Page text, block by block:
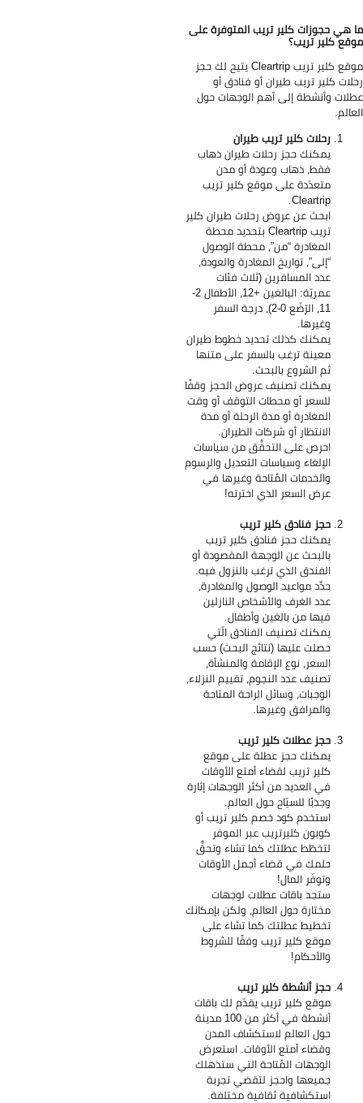
هي حجوزات كلير تريب المتوفرة على
كلير تريب؟
موقع كلير تريب Cleartrip يتيح لك حجز
كلير تريب طيران أو فنادق أو
وأنشطة إلى أهم الوجهات حول
رحلات كلير تريب طيران
يمكنك حجز رحلات طيران ذهاب
فقط، ذهاب وعودة أو مدن
متعدّدة على موقع كلير تريب
Cleartrip.
ابحث عن عروض رحلات طيران كلير
تريب Cleartrip بتحديد محطة
المغادرة “من”، محطة الوصول
“إلى”، تواريخ المغادرة والعودة،
عدد المسافرين (ثلاث فئات
عمريّة: البالغين +12، الأطفال 2-
11، الرّضّع 0-2)، درجة السفر
وغيرها.
يمكنك كذلك تحديد خطوط طيران
معينة ترغب بالسفر على متنها
ثم الشروع بالبحث.
يمكنك تصنيف عروض الحجز وقفًا
للسعر أو محطات التوقف أو وقت
المغادرة أو مدة الرحلة أو مدة
الانتظار أو شركات الطيران.
احرص على التحقُّق من سياسات
الإلغاء وسياسات التعديل والرسوم
والخدمات المُتاحة وغيرها في
عرض السعر الذي اخترته!
حجز فنادق كلير تريب
يمكنك حجز فنادق كلير تريب
بالبحث عن الوجهة المقصودة أو
الفندق الذي ترغب بالنزول فيه.
حدِّد مواعيد الوصول والمغادرة،
عدد الغرف والأشخاص النازلين
فيها من بالغين وأطفال.
يمكنك تصنيف الفنادق الّتي
حصلت عليها (نتائج البحث) حسب
السعر، نوع الإقامة والمنشأة،
تصنيف عدد النجوم، تقييم النزلاء،
الوجبات، وسائل الراحة المتاحة
والمرافق وغيرها.
حجز عطلات كلير تريب
يمكنك حجز عطلة على موقع
كلير تريب لقضاء أمتع الأوقات
في العديد من أكثر الوجهات إثارة
وجذبًا للسيّاح حول العالم.
استخدم كود خصم كلير تريب أو
كوبون كليرتريب عبر الموفر
لتخطّط عطلتك كما تشاء وتحقٌّ
حلمك في قضاء أجمل الأوقات
وتوفّر المال!
ستجد باقات عطلات لوجهات
مختارة حول العالم، ولكن بإمكانك
تخطيط عطلتك كما تشاء على
موقع كلير تريب وفقًا للشروط
والأحكام!
حجز أنشطة كلير تريب
موقع كلير تريب يقدّم لك باقات
أنشطة في أكثر من 100 مدينة
حول العالم لاستكشاف المدن
وقضاء أمتع الأوقات. استعرض
الوجهات المُتاحة التي ستذهلك
جميعها واحجز لتقضي تجربة
استكشافية ثقافية مختلفة.